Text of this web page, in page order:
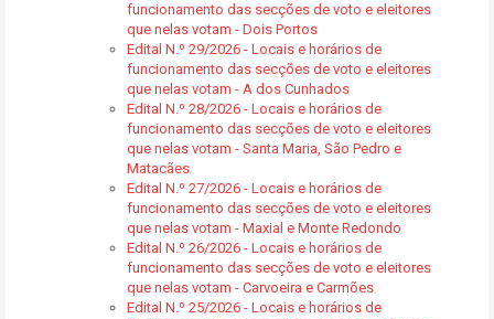
funcionamento das secções de voto e eleitores
que nelas votam - Dois Portos
Edital N.º 29/2026 - Locais e horários de
funcionamento das secções de voto e eleitores
que nelas votam - A dos Cunhados
Edital N.º 28/2026 - Locais e horários de
funcionamento das secções de voto e eleitores
que nelas votam - Santa Maria, São Pedro e
Matacães
Edital N.º 27/2026 - Locais e horários de
funcionamento das secções de voto e eleitores
que nelas votam - Maxial e Monte Redondo
Edital N.º 26/2026 - Locais e horários de
funcionamento das secções de voto e eleitores
que nelas votam - Carvoeira e Carmões
Edital N.º 25/2026 - Locais e horários de